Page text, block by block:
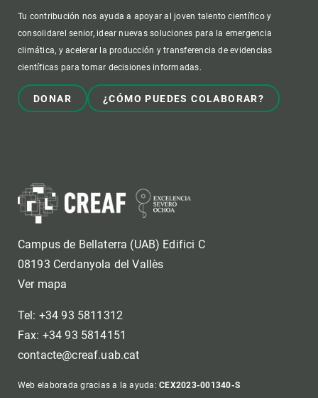
Tu contribución nos ayuda a apoyar al joven talento científico y
consolidarel senior, idear nuevas soluciones para la emergencia
climática, y acelerar la producción y transferencia de evidencias
científicas para tomar decisiones informadas.
DONAR ¿CÓMO PUEDES COLABORAR?
Campus de Bellaterra (UAB) Edifici C
08193 Cerdanyola del Vallès
Ver mapa
Tel: +34 93 5811312
Fax: +34 93 5814151
contacte@creaf.uab.cat
Web elaborada gracias a la ayuda:CEX2023-001340-S